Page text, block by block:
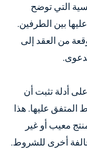
التي توضح
بين الطرفين.
من العقد إلى
أدلة تثبت أن
عليها. هذا
معيب أو غير
أخرى للشروط.